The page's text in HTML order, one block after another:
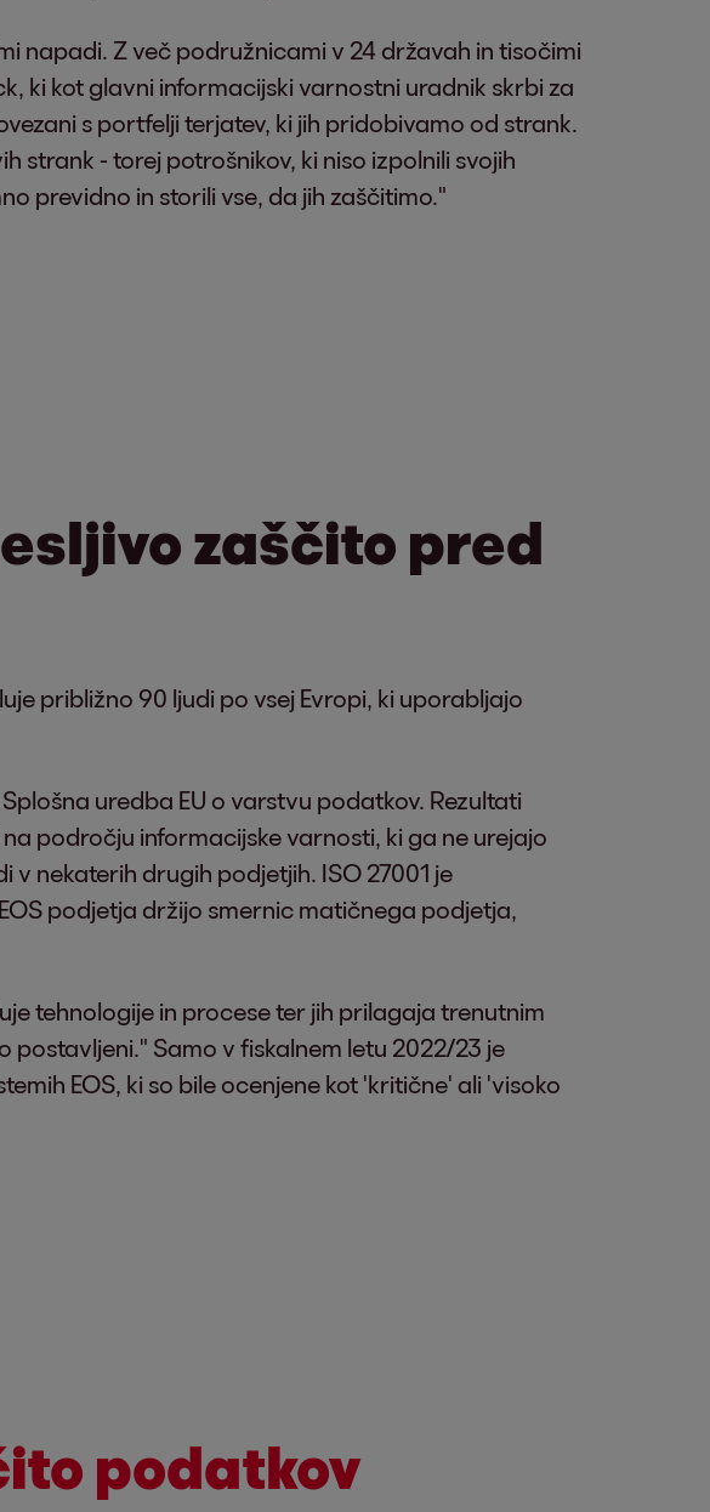
napadi. Z več podružnicami v 24 državah in tisočimi
ki kot glavni informacijski varnostni uradnik skrbi za
s portfelji terjatev, ki jih pridobivamo od strank.
strank - torej potrošnikov, ki niso izpolnili svojih
previdno in storili vse, da jih zaščitimo."
zaščito pred
približno 90 ljudi po vsej Evropi, ki uporabljajo
uredba EU o varstvu podatkov. Rezultati
področju informacijske varnosti, ki ga ne urejajo
v nekaterih drugih podjetjih. ISO 27001 je
podjetja držijo smernic matičnega podjetja,
tehnologije in procese ter jih prilagaja trenutnim
Samo v fiskalnem letu 2022/23 je
EOS, ki so bile ocenjene kot 'kritične' ali 'visoko
podatkov